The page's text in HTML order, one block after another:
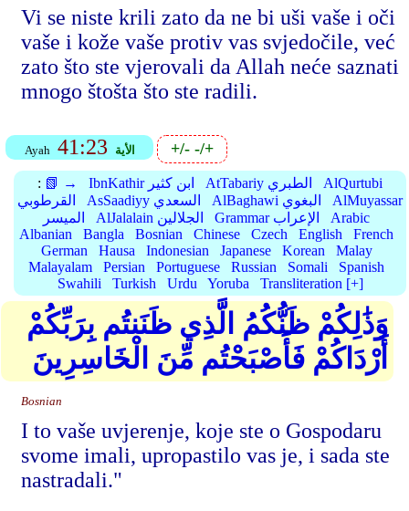
Vi se niste krili zato da ne bi uši vaše i oči
vaše i kože vaše protiv vas svjedočile, već
zato što ste vjerovali da Allah neće saznati
mnogo štošta što ste radili.
Ayah 41:23 الأية +/--/+
: 📗 → IbnKathir ابن كثير AtTabariy الطبري
AlQurtubi
القرطوبي
AsSaadiyy السعدي AlBaghawi البغوي
AlMuyassar
الميسر
AlJalalain الجلالين Grammar الإعراب
Arabic
Albanian
Bangla Bosnian Chinese Czech English
French
German
Hausa Indonesian Japanese Korean
Malay
Malayalam
Persian Portuguese Russian Somali
Spanish
Swahili
Turkish Urdu Yoruba Transliteration [+]
وَذَٰلِكُمْ ظَنُّكُمُ الَّذِي ظَنَنتُم بِرَبِّكُمْ
أَرْدَاكُمْ فَأَصْبَحْتُم مِّنَ الْخَاسِرِينَ
Bosnian
I to vaše uvjerenje, koje ste o Gospodaru
svome imali, upropastilo vas je, i sada ste
nastradali."